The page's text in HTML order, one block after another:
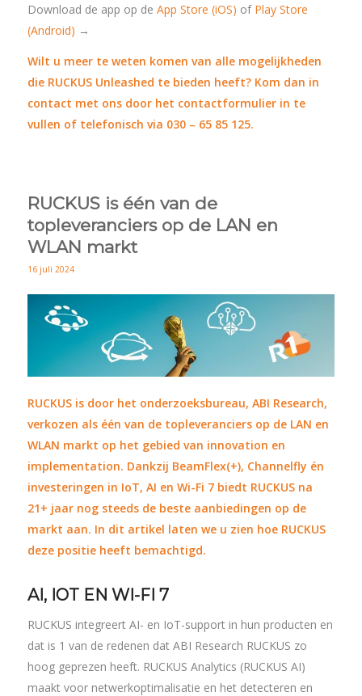
Download de app op de App Store (iOS) of Play Store
(Android) →
Wilt u meer te weten komen van alle mogelijkheden
die RUCKUS Unleashed te bieden heeft? Kom dan in
contact met ons door het contactformulier in te
vullen of telefonisch via 030 – 65 85 125.
RUCKUS is één van de
topleveranciers op de LAN en
WLAN markt
16 juli 2024
RUCKUSis door het onderzoeksbureau, ABI Research,
verkozen als één van de topleveranciers op de LAN en
WLAN markt op het gebied van innovation en
implementation. Dankzij BeamFlex(+), Channelfly én
investeringen in IoT, AI en Wi-Fi 7 biedt RUCKUS na
21+ jaar nog steeds de beste aanbiedingen op de
markt aan. In dit artikel laten we u zien hoe RUCKUS
deze positie heeft bemachtigd.
AI, IOT EN WI-FI 7
RUCKUS integreert AI- en IoT-support in hun producten en
dat is 1 van de redenen dat ABI Research RUCKUS zo
hoog geprezen heeft. RUCKUS Analytics (RUCKUS AI)
maakt voor netwerkoptimalisatie en het detecteren en